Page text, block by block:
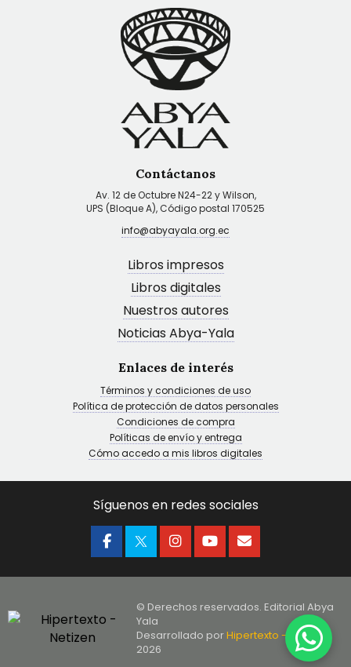
Contáctanos
Av. 12 de Octubre N24-22 y Wilson,
UPS (Bloque A), Código postal 170525
info@abyayala.org.ec
Libros impresos
Libros digitales
Nuestros autores
Noticias Abya-Yala
Enlaces de interés
Términos y condiciones de uso
Política de protección de datos personales
Condiciones de compra
Políticas de envío y entrega
Cómo accedo a mis libros digitales
Síguenos en redes sociales
© Derechos reservados. Editorial Abya
Yala
Desarrollado porHipertexto - Netizen
2026